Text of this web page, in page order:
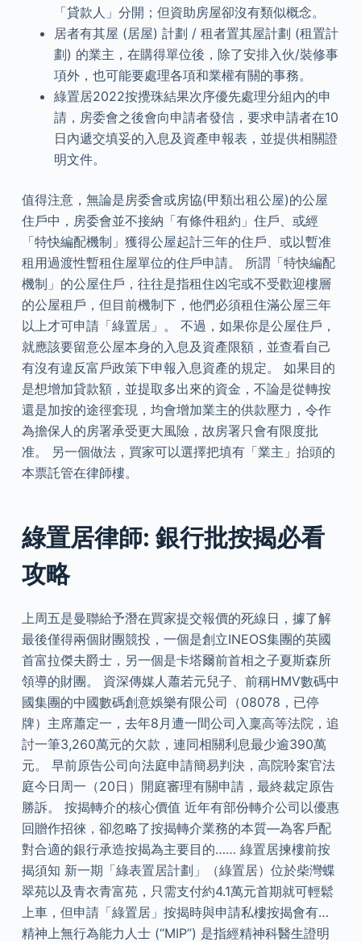
「貸款人」分開；但資助房屋卻沒有類似概念。
居者有其屋 (居屋) 計劃 / 租者置其屋計劃 (租置計
劃) 的業主，在購得單位後，除了安排入伙/裝修事
項外，也可能要處理各項和業權有關的事務。
綠置居2022按攪珠結果次序優先處理分組內的申
請，房委會之後會向申請者發信，要求申請者在10
日內遞交填妥的入息及資產申報表，並提供相關證
明文件。
值得注意，無論是房委會或房協(甲類出租公屋)的公屋
住戶中，房委會並不接納「有條件租約」住戶、或經
「特快編配機制」獲得公屋起計三年的住戶、或以暫准
租用過渡性暫租住屋單位的住戶申請。 所謂「特快編配
機制」的公屋住戶，往往是指租住凶宅或不受歡迎樓層
的公屋租戶，但目前機制下，他們必須租住滿公屋三年
以上才可申請「綠置居」。 不過，如果你是公屋住戶，
就應該要留意公屋本身的入息及資產限額，並查看自己
有沒有違反富戶政策下申報入息資產的規定。 如果目的
是想增加貸款額，並提取多出來的資金，不論是從轉按
還是加按的途徑套現，均會增加業主的供款壓力，令作
為擔保人的房署承受更大風險，故房署只會有限度批
准。 另一個做法，買家可以選擇把填有「業主」抬頭的
本票託管在律師樓。
綠置居律師: 銀行批按揭必看
攻略
上周五是曼聯給予潛在買家提交報價的死線日，據了解
最後僅得兩個財團競投，一個是創立INEOS集團的英國
首富拉傑夫爵士，另一個是卡塔爾前首相之子夏斯森所
領導的財團。 資深傳媒人蕭若元兒子、前稱HMV數碼中
國集團的中國數碼創意娛樂有限公司（08078，已停
牌）主席蕭定一，去年8月遭一間公司入稟高等法院，追
討一筆3,260萬元的欠款，連同相關利息最少逾390萬
元。 早前原告公司向法庭申請簡易判決，高院聆案官法
庭今日周一（20日）開庭審理有關申請，最終裁定原告
勝訴。 按揭轉介的核心價值 近年有部份轉介公司以優惠
回贈作招徠，卻忽略了按揭轉介業務的本質—為客戶配
對合適的銀行承造按揭為主要目的…… 綠置居揀樓前按
揭須知 新一期「綠表置居計劃」（綠置居）位於柴灣蝶
翠苑以及青衣青富苑，只需支付約4.1萬元首期就可輕鬆
上車，但申請「綠置居」按揭時與申請私樓按揭會有…
精神上無行為能力人士 (“MIP”) 是指經精神科醫生證明